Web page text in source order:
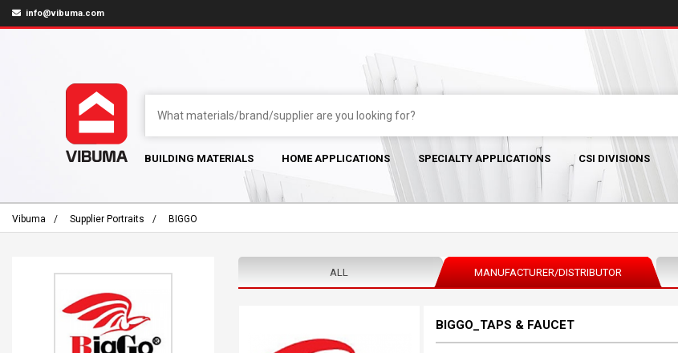
info@vibuma.com
BUILDING MATERIALS HOME APPLICATIONS SPECIALTY APPLICATIONS CSI DIVISIONS
Vibuma Supplier Portraits BIGGO
ALL MANUFACTURER/DISTRIBUTOR
BIGGO_TAPS & FAUCET